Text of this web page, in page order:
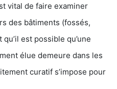
vital de faire examiner
des bâtiments (fossés,
est possible qu’une
élue demeure dans les
curatif s’impose pour